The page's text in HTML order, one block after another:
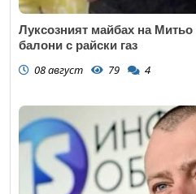
Луксозният майбах на
балони с райски газ
08 август 79 4